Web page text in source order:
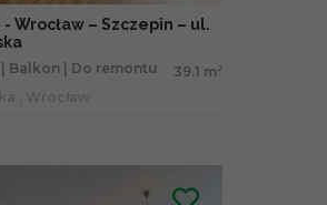
- Wrocław – Szczepin – ul.
Balkon | Do remontu 39.1 m 2